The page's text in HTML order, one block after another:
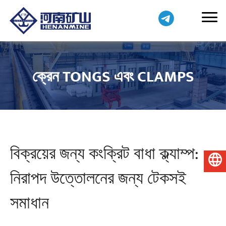
ক্রেন TONGS এবং CLAMPS
বিক্রয়ের জন্য কংক্রিট বাধা ক্ল্যাম্প:
নিরাপদ উত্তোলনের জন্য টেকসই
সমাধান
বাংলা